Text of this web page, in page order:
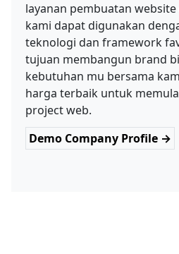
layanan pembuatan
kami dapat digunakan
teknologi dan framework
tujuan membangun brand
kebutuhan mu bersama
harga terbaik untuk
project web.
Demo Company Profile →